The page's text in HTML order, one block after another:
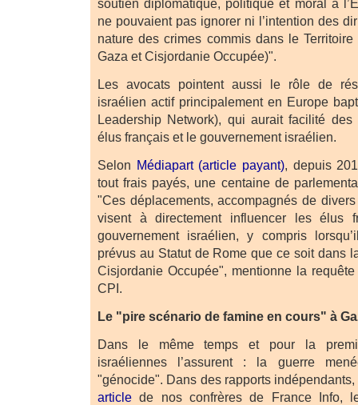
soutien diplomatique, politique et moral à
ne pouvaient pas ignorer ni l’intention des
nature des crimes commis dans le
Gaza et Cisjordanie Occupée)".
Les avocats pointent aussi le rôle de
israélien actif principalement en Europe
Leadership Network), qui aurait facilité
élus français et le gouvernement israélien.
Selon Médiapart (article payant), depuis
tout frais payés, une centaine de
"Ces déplacements, accompagnés de
visent à directement influencer les élus
gouvernement israélien, y compris
prévus au Statut de Rome que ce soit dans
Cisjordanie Occupée", mentionne la
CPI.
Le "pire scénario de famine en cours" à
Dans le même temps et pour la
israéliennes l’assurent : la guerre
"génocide". Dans des rapports
article de nos confrères de France Info,